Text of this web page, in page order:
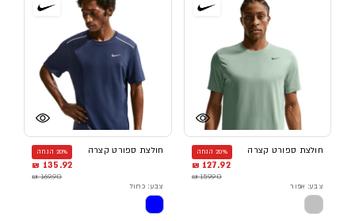
חולצת ספורט קצרה 20% הנחה
127.92 ₪
159.90 ₪
צבע: אפור
חולצת ספורט קצרה 20% הנחה
135.92 ₪
169.90 ₪
צבע: כחול